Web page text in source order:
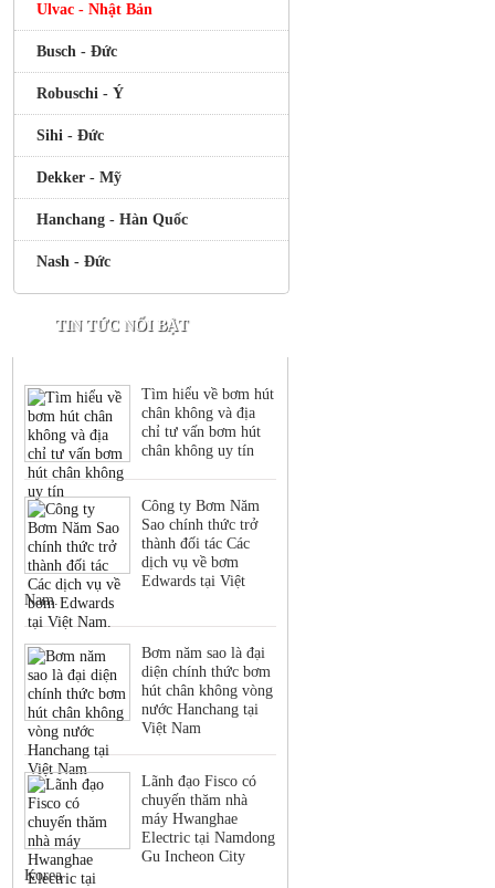
Ulvac - Nhật Bản
Busch - Đức
Robuschi - Ý
Sihi - Đức
Dekker - Mỹ
Hanchang - Hàn Quốc
Nash - Đức
TIN TỨC NỔI BẬT
Tìm hiểu về bơm hút
chân không và địa
chỉ tư vấn bơm hút
chân không uy tín
Công ty Bơm Năm
Sao chính thức trở
thành đối tác Các
dịch vụ về bơm
Edwards tại Việt
Nam.
Bơm năm sao là đại
diện chính thức bơm
hút chân không vòng
nước Hanchang tại
Việt Nam
Lãnh đạo Fisco có
chuyến thăm nhà
máy Hwanghae
Electric tại Namdong
Gu Incheon City
Korea